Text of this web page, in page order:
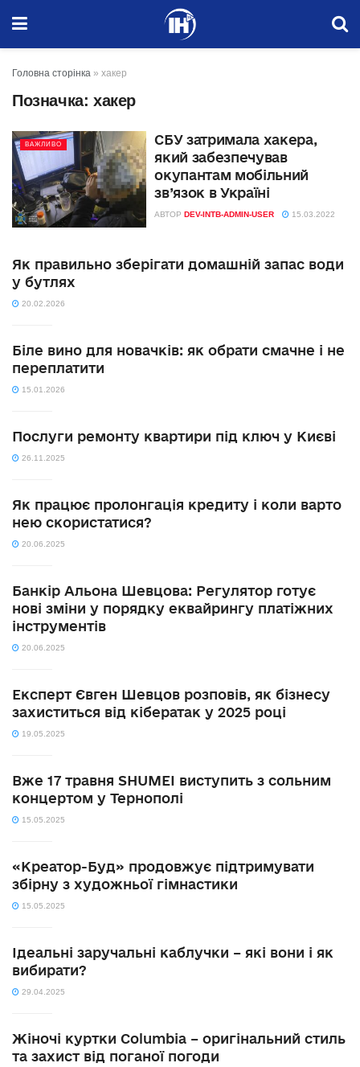
Головна сторінка » хакер
Позначка: хакер
ВАЖЛИВО
СБУ затримала хакера,
який забезпечував
окупантам мобільний
зв’язок в Україні
АВТОР DEV-INTB-ADMIN-USER 15.03.2022
Як правильно зберігати домашній запас води
у бутлях
20.02.2026
Біле вино для новачків: як обрати смачне і не
переплатити
15.01.2026
Послуги ремонту квартири під ключ у Києві
26.11.2025
Як працює пролонгація кредиту і коли варто
нею скористатися?
20.06.2025
Банкір Альона Шевцова: Регулятор готує
нові зміни у порядку еквайрингу платіжних
інструментів
20.06.2025
Експерт Євген Шевцов розповів, як бізнесу
захиститься від кібератак у 2025 році
19.05.2025
Вже 17 травня SHUMEI виступить з сольним
концертом у Тернополі
15.05.2025
«Креатор-Буд» продовжує підтримувати
збірну з художньої гімнастики
15.05.2025
Ідеальні заручальні каблучки – які вони і як
вибирати?
29.04.2025
Жіночі куртки Columbia – оригінальний стиль
та захист від поганої погоди